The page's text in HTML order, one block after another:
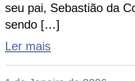
seu pai, Sebastião da
sendo […]
Ler mais